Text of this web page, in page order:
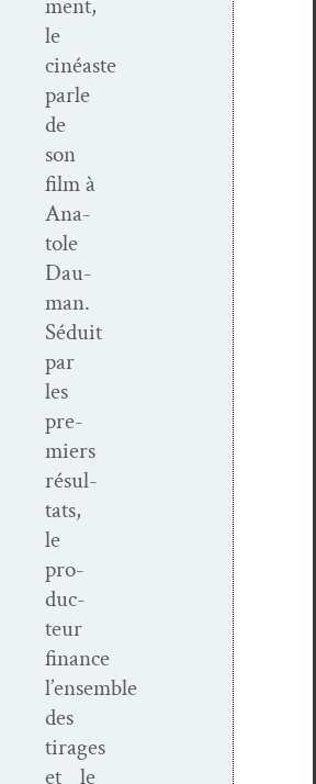
ment,
le
cinéaste
par­le
de
son
film à
Ana­
tole
Dau­
man.
Séduit
par
les
pre­
miers
résul­
tats,
le
pro­
duc­
teur
finance
l’ensemble
des
tirages
et le